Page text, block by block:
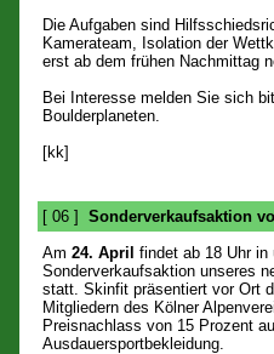
Die Aufgaben sind
Kamerateam, Isolation der
erst ab dem frühen Nachmittag
Bei Interesse melden Sie sich
Boulderplaneten.
[kk]
[ 06 ] Sonderverkaufsaktion
Am 24. April findet ab 18 Uhr
Sonderverkaufsaktion unseres
statt. Skinfit präsentiert vor Ort
Mitgliedern des Kölner
Preisnachlass von 15 Prozent
Ausdauersportbekleidung.